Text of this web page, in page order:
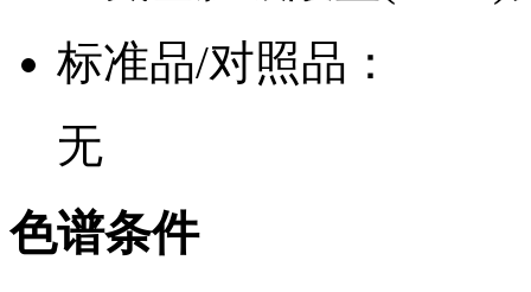
标准品/对照品：
无
色谱条件